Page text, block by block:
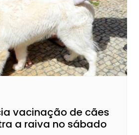
vacinação de cães
a raiva no sábado